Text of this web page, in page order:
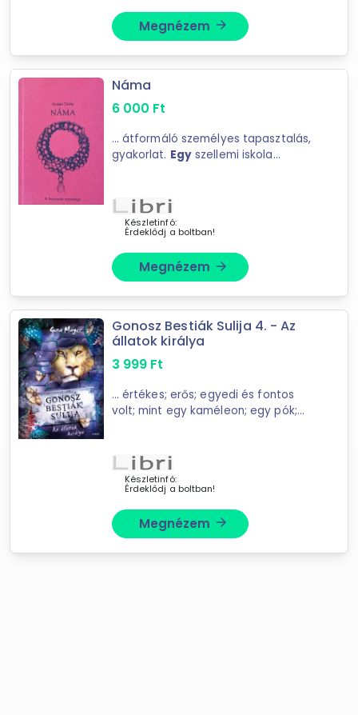
Forgalmazók
Libri
HARISNYANADRAG.hu
Megnézem arrow_forward
Náma
6 000 Ft
... átformáló személyes tapasztalás,
gyakorlat. Egyszellemi iskola
"HaegyGandhára-béli embert
bekötött szemmel ...
Készletinfó:
Érdeklődj a boltban!
Megnézem arrow_forward
Gonosz Bestiák Sulija 4. - Az
állatok királya
3 999 Ft
... értékes; erős; egyedi és fontos
volt; mint egy kaméleon; egy pók;
érkezik: egy hatalmas oroszlán; Mr.
Készletinfó:
Érdeklődj a boltban!
Megnézem arrow_forward